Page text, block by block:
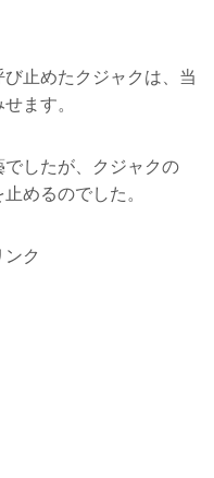
止めたクジャクは、当
ます。
したが、クジャクの
めるのでした。
ク